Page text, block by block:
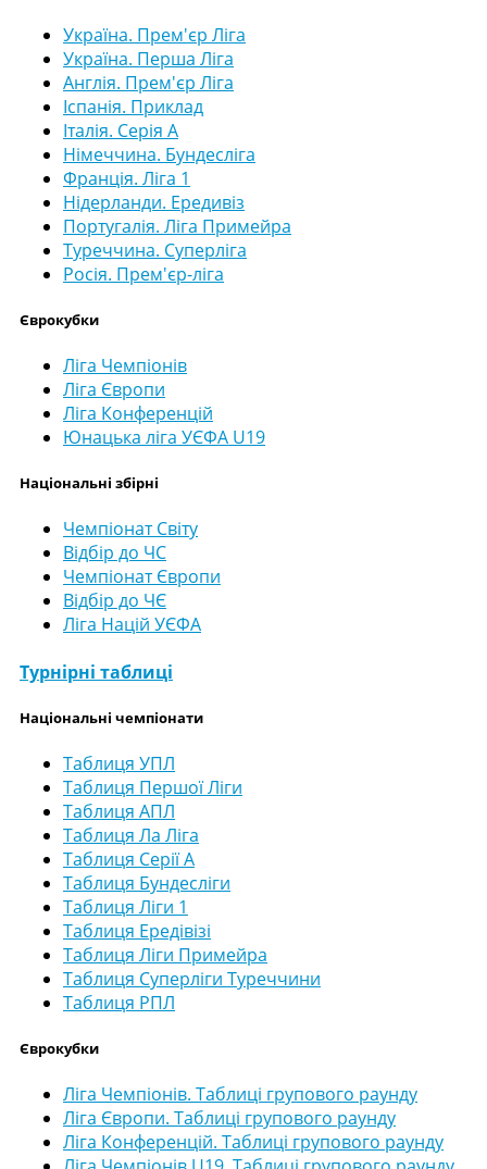
Україна. Прем'єр Ліга
Україна. Перша Ліга
Англія. Прем'єр Ліга
Іспанія. Приклад
Італія. Серія А
Німеччина. Бундесліга
Франція. Ліга 1
Нідерланди. Ередивіз
Португалія. Ліга Примейра
Туреччина. Суперліга
Росія. Прем'єр-ліга
Єврокубки
Ліга Чемпіонів
Ліга Європи
Ліга Конференцій
Юнацька ліга УЄФА U19
Національні збірні
Чемпіонат Світу
Відбір до ЧС
Чемпіонат Європи
Відбір до ЧЄ
Ліга Націй УЄФА
Турнірні таблиці
Національні чемпіонати
Таблиця УПЛ
Таблиця Першої Ліги
Таблиця АПЛ
Таблиця Ла Ліга
Таблиця Серії А
Таблиця Бундесліги
Таблиця Ліги 1
Таблиця Ередівізі
Таблиця Ліги Примейра
Таблиця Суперліги Туреччини
Таблиця РПЛ
Єврокубки
Ліга Чемпіонів. Таблиці групового раунду
Ліга Європи. Таблиці групового раунду
Ліга Конференцій. Таблиці групового раунду